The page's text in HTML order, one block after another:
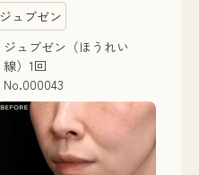
ジュブゼン
ジュブゼン（ほうれい
線）1回
No.000043